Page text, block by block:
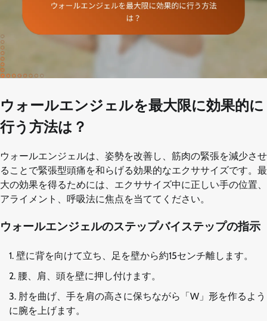
ウォールエンジェルを最大限に効果的に
行う方法は？
ウォールエンジェルは、姿勢を改善し、筋肉の緊張を減少させ
ることで緊張型頭痛を和らげる効果的なエクササイズです。最
大の効果を得るためには、エクササイズ中に正しい手の位置、
アライメント、呼吸法に焦点を当ててください。
ウォールエンジェルのステップバイステップの指示
壁に背を向けて立ち、足を壁から約15センチ離します。
腰、肩、頭を壁に押し付けます。
肘を曲げ、手を肩の高さに保ちながら「W」形を作るよう
に腕を上げます。